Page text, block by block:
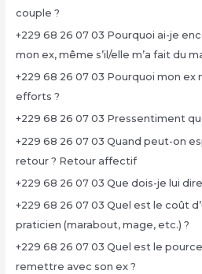
couple ?
+229 68 26 07 03 Pourquoi ai-je
mon ex, même s’il/elle m’a fait du
+229 68 26 07 03 Pourquoi mon ex
efforts ?
+229 68 26 07 03 Pressentiment
+229 68 26 07 03 Quand peut-on
retour ? Retour affectif
+229 68 26 07 03 Que dois-je lui
+229 68 26 07 03 Quel est le coût
praticien (marabout, mage, etc.) ?
+229 68 26 07 03 Quel est le
remettre avec son ex ?